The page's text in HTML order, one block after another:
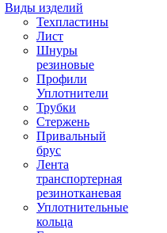
Виды изделий
Техпластины
Лист
Шнуры
резиновые
Профили
Уплотнители
Трубки
Стержень
Привальный
брус
Лента
транспортерная
резинотканевая
Уплотнительные
кольца